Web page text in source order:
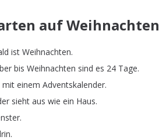
auf Weihnachten
ist Weihnachten.
bis Weihnachten sind es 24 Tage.
mit einem Adventskalender.
sieht aus wie ein Haus.
.
.